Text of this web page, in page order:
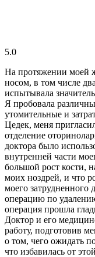
5.0
На протяжении моей
носом, в том числе
испытывала
Я пробовала
утомительные и
Цедек, меня
отделение
доктора было
внутренней части
большой рост кости,
моих ноздрей, и что
моего затрудненного
операцию по
операция прошла
Доктор и его
работу, подготовив
о том, чего ожидать
что избавилась от